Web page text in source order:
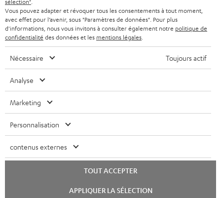
Vous pouvez adapter et révoquer tous les consentements à tout moment,
avec effet pour l’avenir, sous "Paramètres de données". Pour plus
d'informations, nous vous invitons à consulter également notre politique de
confidentialité des données et les mentions légales
Nécessaire Toujours actif
Analyse
Marketing
Personnalisation
contenus externes
TOUT ACCEPTER
APPLIQUER LA SÉLECTION